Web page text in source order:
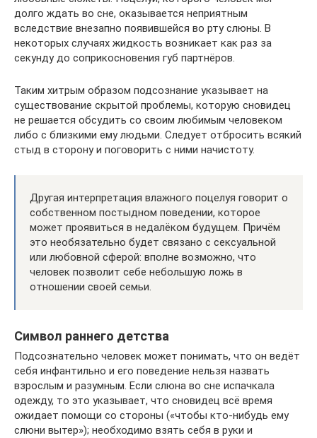
долго ждать во сне, оказывается неприятным
вследствие внезапно появившейся во рту слюны. В
некоторых случаях жидкость возникает как раз за
секунду до соприкосновения губ партнёров.
Таким хитрым образом подсознание указывает на
существование скрытой проблемы, которую сновидец
не решается обсудить со своим любимым человеком
либо с близкими ему людьми. Следует отбросить всякий
стыд в сторону и поговорить с ними начистоту.
Другая интерпретация влажного поцелуя говорит о
собственном постыдном поведении, которое
может проявиться в недалёком будущем. Причём
это необязательно будет связано с сексуальной
или любовной сферой: вполне возможно, что
человек позволит себе небольшую ложь в
отношении своей семьи.
Символ раннего детства
Подсознательно человек может понимать, что он ведёт
себя инфантильно и его поведение нельзя назвать
взрослым и разумным. Если слюна во сне испачкала
одежду, то это указывает, что сновидец всё время
ожидает помощи со стороны («чтобы кто-нибудь ему
слюни вытер»); необходимо взять себя в руки и